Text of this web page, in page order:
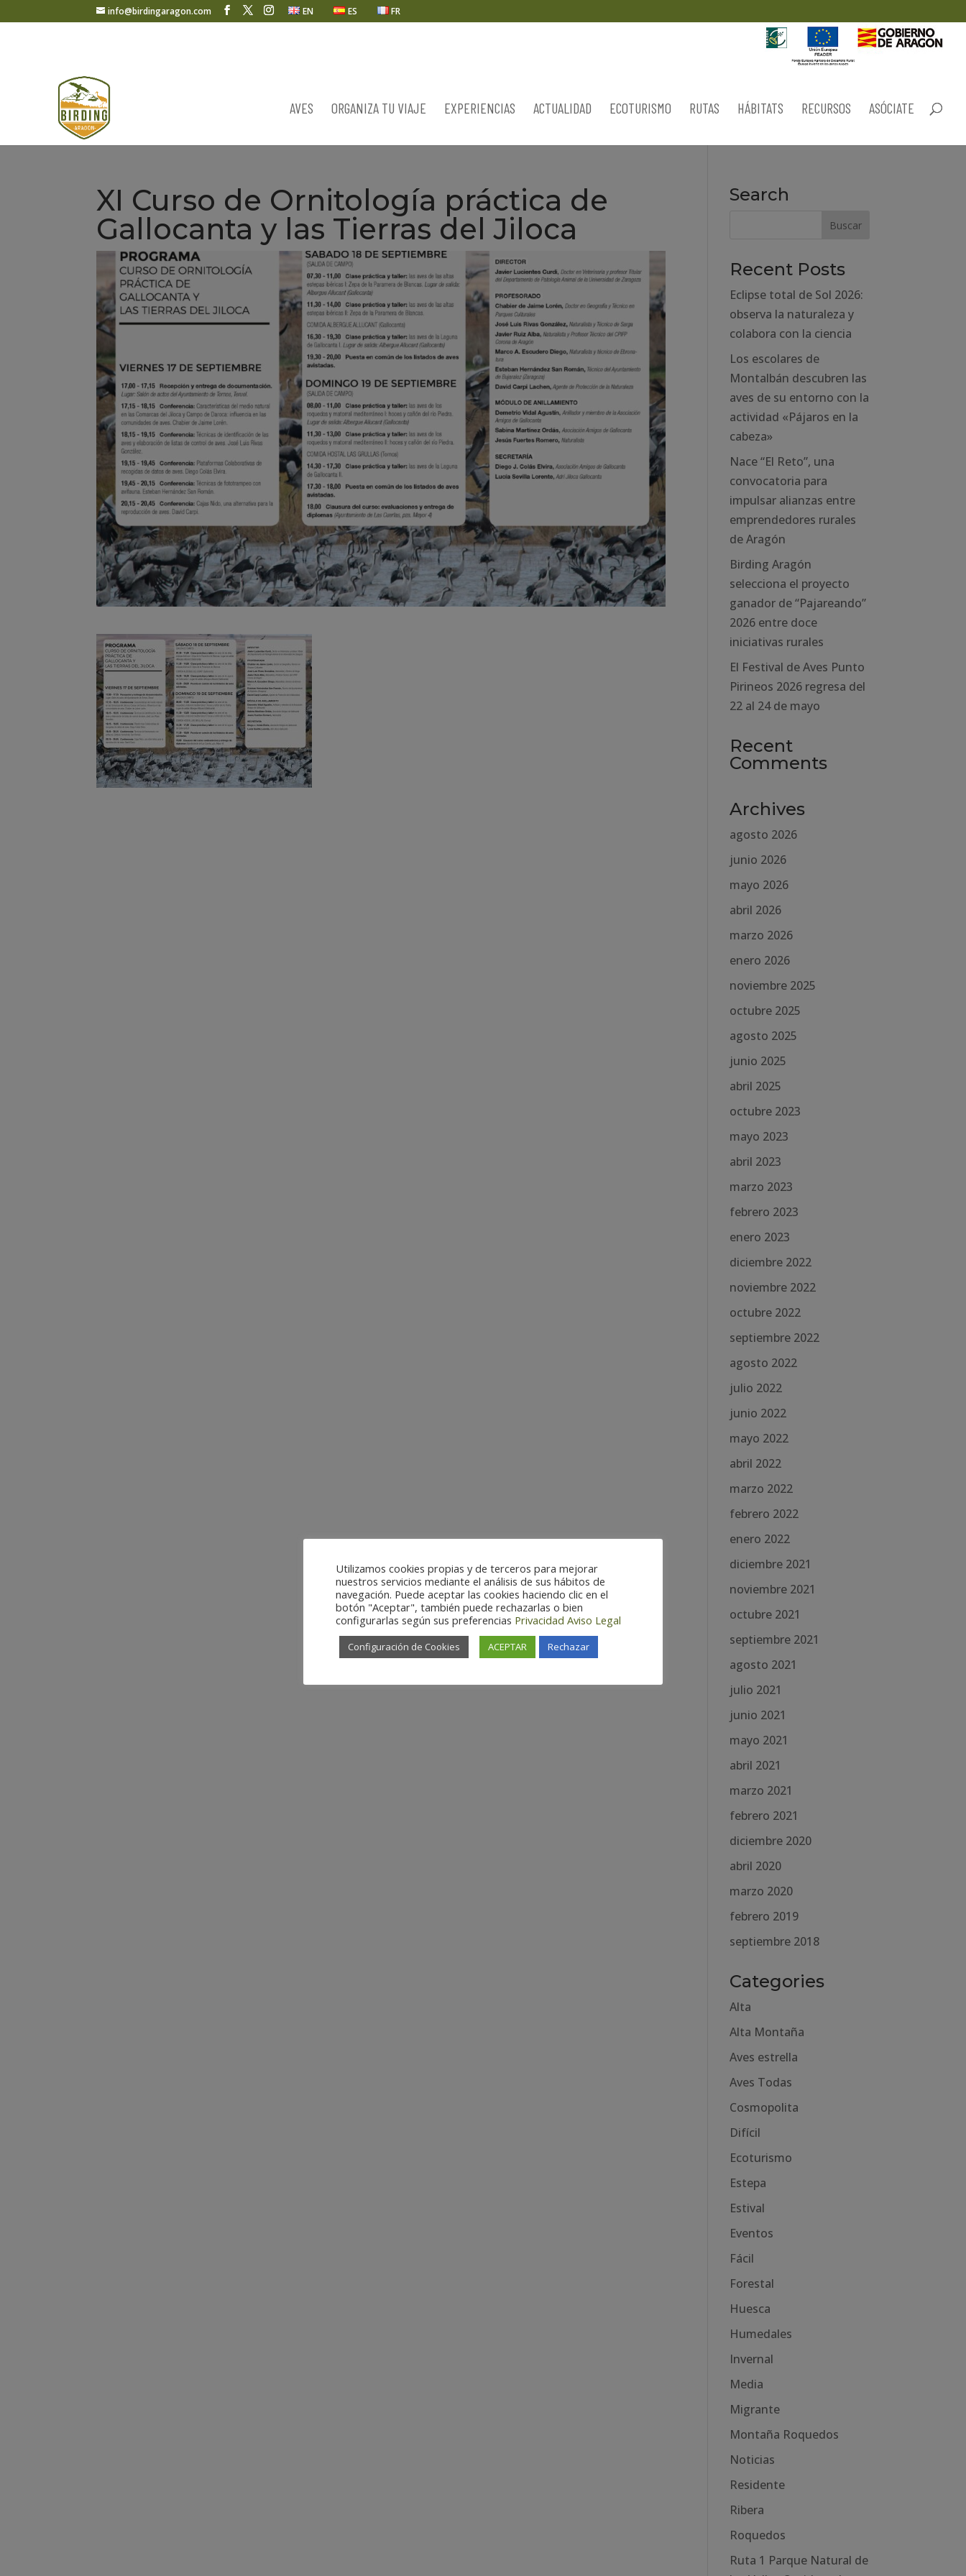
info@birdingaragon.com EN ES FR
AVES ORGANIZA TU VIAJE EXPERIENCIAS ACTUALIDAD ECOTURISMO RUTAS HÁBITATS RECURSOS ASÓCIATE
XI Curso de Ornitología práctica de
Gallocanta y las Tierras del Jiloca
Search
Recent Posts
Eclipse total de Sol 2026:
observa la naturaleza y
colabora con la ciencia
Los escolares de
Montalbán descubren las
aves de su entorno con la
actividad «Pájaros en la
cabeza»
Nace “El Reto”, una
convocatoria para
impulsar alianzas entre
emprendedores rurales
de Aragón
Birding Aragón
selecciona el proyecto
ganador de “Pajareando”
2026 entre doce
iniciativas rurales
El Festival de Aves Punto
Pirineos 2026 regresa del
22 al 24 de mayo
Recent
Comments
Archives
agosto 2026
junio 2026
mayo 2026
abril 2026
marzo 2026
enero 2026
noviembre 2025
octubre 2025
agosto 2025
junio 2025
abril 2025
octubre 2023
mayo 2023
abril 2023
marzo 2023
febrero 2023
enero 2023
diciembre 2022
noviembre 2022
octubre 2022
septiembre 2022
agosto 2022
julio 2022
junio 2022
mayo 2022
abril 2022
marzo 2022
febrero 2022
enero 2022
diciembre 2021
noviembre 2021
octubre 2021
septiembre 2021
agosto 2021
julio 2021
junio 2021
mayo 2021
abril 2021
marzo 2021
febrero 2021
diciembre 2020
abril 2020
marzo 2020
febrero 2019
septiembre 2018
Categories
Alta
Alta Montaña
Aves estrella
Aves Todas
Cosmopolita
Difícil
Ecoturismo
Estepa
Estival
Eventos
Fácil
Forestal
Huesca
Humedales
Invernal
Media
Migrante
Montaña Roquedos
Noticias
Residente
Ribera
Roquedos
Ruta 1 Parque Natural de
Utilizamos cookies propias y de terceros para mejorar
nuestros servicios mediante el análisis de sus hábitos de
navegación. Puede aceptar las cookies haciendo clic en el
botón "Aceptar", también puede rechazarlas o bien
configurarlas según sus preferencias Privacidad Aviso Legal
Configuración de Cookies ACEPTAR Rechazar